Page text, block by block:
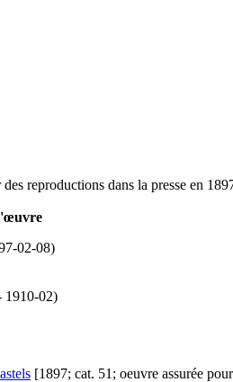
reproductions dans la presse en
02-08)
1910-02)
[1897; cat. 51; oeuvre assurée